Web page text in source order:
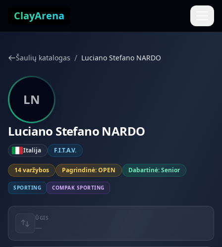
ClayArena
Šaulių katalogas / Luciano Stefano NARDO
LN
Luciano Stefano NARDO
Italija F.I.T.A.V.
14 varžybos Pagrindinė: OPEN Dabartinė: Senior
SPORTING COMPAK SPORTING
ŪGIS
—